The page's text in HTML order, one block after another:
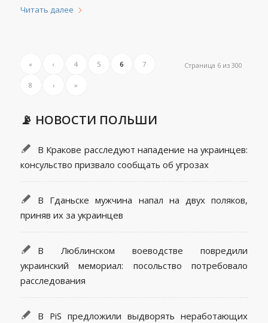
Читать далее
Страница 6 из 300
« ‹ 4 5 6 7
8 › »
📡 НОВОСТИ ПОЛЬШИ
В Кракове расследуют нападение на украинцев:
консульство призвало сообщать об угрозах
В Гданьске мужчина напал на двух поляков,
приняв их за украинцев
В Люблинском воеводстве повредили
украинский мемориал: посольство потребовало
расследования
В PiS предложили выдворять неработающих